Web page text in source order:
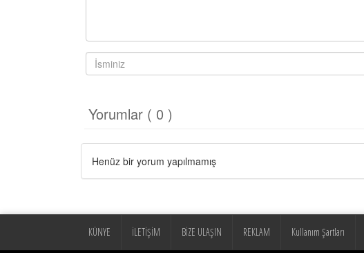
Yorumlar ( 0 )
Henüz bir yorum yapılmamış
KÜNYE İLETİŞİM BİZE ULAŞIN REKLAM Kullanım Şartları